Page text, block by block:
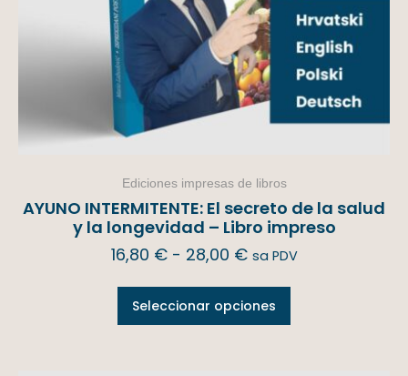
Ediciones impresas de libros
AYUNO INTERMITENTE: El secreto de la salud
y la longevidad – Libro impreso
16,80 € - 28,00 € sa PDV
Seleccionar opciones